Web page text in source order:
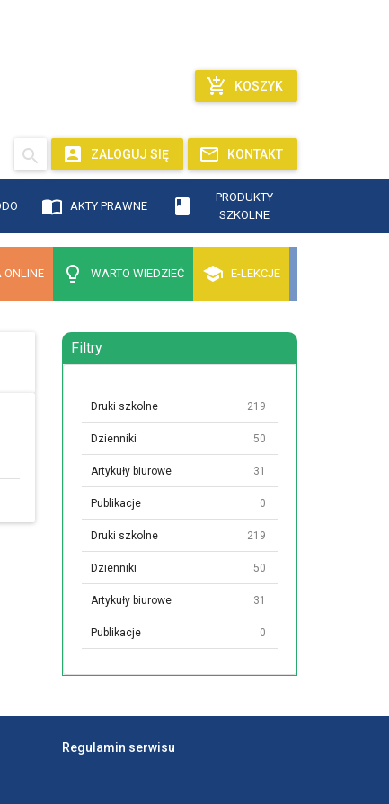
KOSZYK
ZALOGUJ SIĘ KONTAKT
AKTY PRAWNE
PRODUKTY
SZKOLNE
ONLINE WARTO WIEDZIEĆ E-LEKCJE
Filtry
219
Druki szkolne
50
Dzienniki
31
Artykuły biurowe
0
Publikacje
219
Druki szkolne
50
Dzienniki
31
Artykuły biurowe
0
Publikacje
Regulamin serwisu